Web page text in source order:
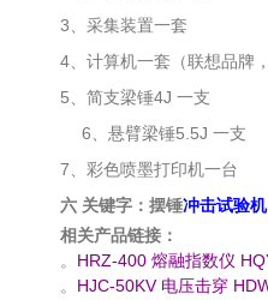
3、采集装置一套
4、计算机一套（联想品牌
5、简支梁锤4J 一支
6、悬臂梁锤5.5J 一支
7、彩色喷墨打印机一台
六 关键字：摆锤冲击试验机
相关产品链接：
。 HRZ-400 熔融指数仪
。 HJC-50KV 电压击穿